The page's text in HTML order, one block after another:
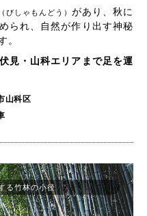
（びしゃもんどう） があり、秋に
られ、自然が作り出す神秘
。
見・山科エリアまで足を運
山科区
る竹林の小径